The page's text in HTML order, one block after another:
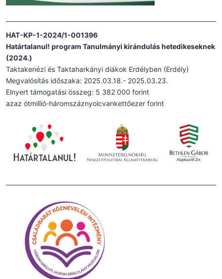
HAT-KP-1-2024/1-001396
Határtalanul! program Tanulmányi kirándulás hetedikeseknek
(2024.)
Taktakenézi és Taktaharkányi diákok Erdélyben (Erdély)
Megvalósítás időszaka: 2025.03.18.- 2025.03.23.
Elnyert támogatási összeg: 5 382 000 forint
azaz ötmillió-háromszáznyolcvankettőezer forint